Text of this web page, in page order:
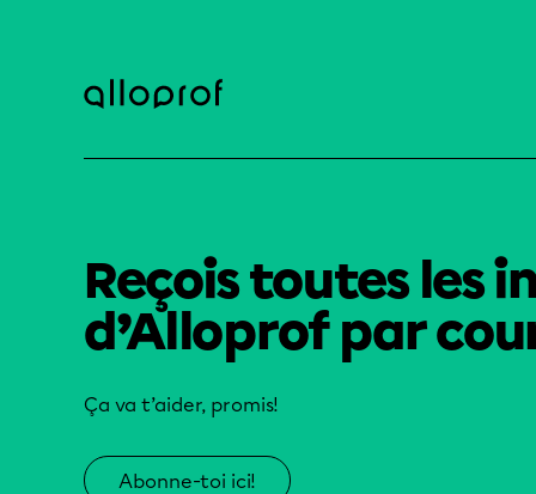
Reçois toutes les
d’Alloprof par
Ça va t’aider, promis!
Abonne-toi ici!